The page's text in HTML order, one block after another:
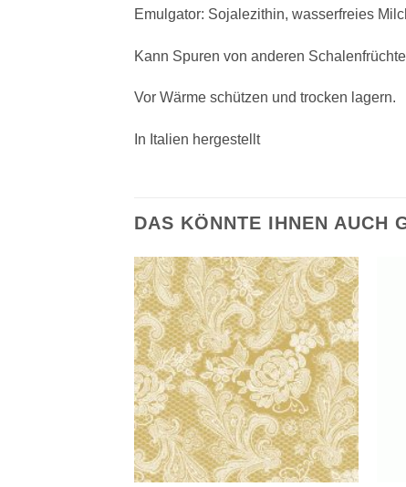
Emulgator: Sojalezithin, wasserfreies
Kann Spuren von anderen
Vor Wärme schützen und trocken lagern.
In Italien hergestellt
DAS KÖNNTE IHNEN AUCH
Auf die
Wunschliste
+